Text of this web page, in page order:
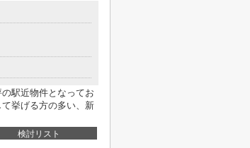
駅近物件となってお
挙げる方の多い、新
検討リスト